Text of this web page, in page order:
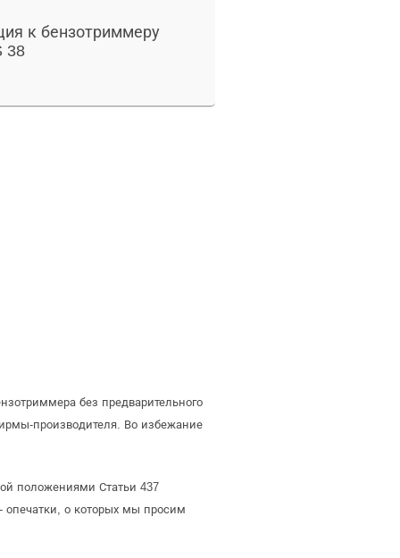
к бензотриммеру
38
без предварительного
производителя. Во избежание
положениями Статьи 437
опечатки, о которых мы просим